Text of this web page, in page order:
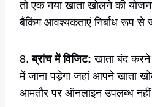
तो एक नया खाता खोलने की
बैंकिंग आवश्यकताएं निर्बाध रूप से
8.ब्रांच में विजिट: खाता बंद
में जाना पड़ेगा जहां आपने खाता
आमतौर पर ऑनलाइन उपलब्ध नहीं